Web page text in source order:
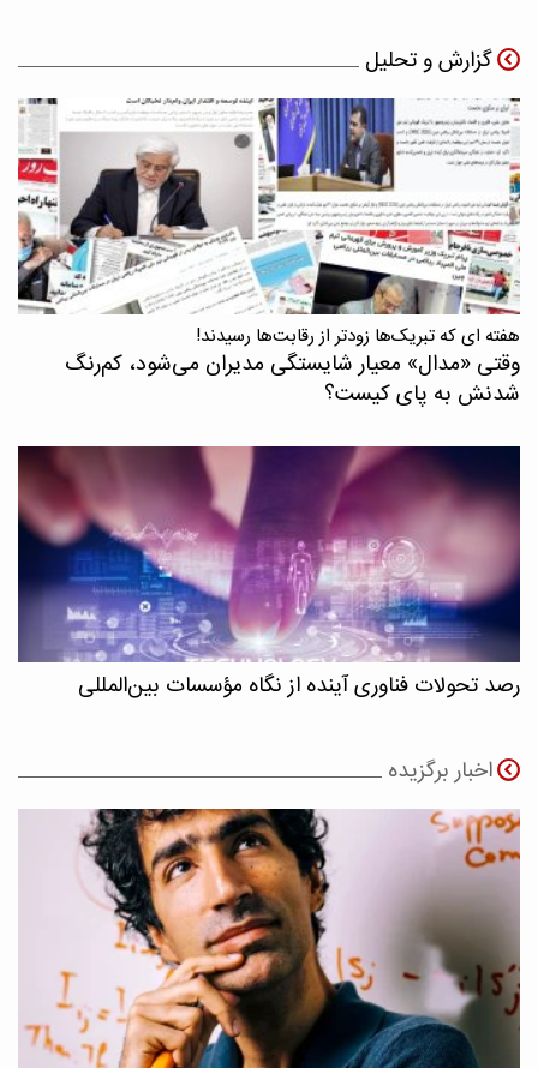
گزارش و تحلیل
هفته ای که تبریک‌ها زودتر از رقابت‌ها رسیدند!
وقتی «مدال‌» معیار شایستگی مدیران می‌شود، کم‌رنگ
شدنش به پای کیست؟
رصد تحولات فناوری آینده از نگاه مؤسسات بین‌المللی
اخبار برگزیده